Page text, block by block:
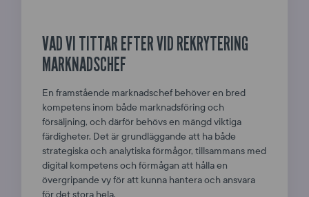
VAD VI TITTAR EFTER VID REKRYTERING
MARKNADSCHEF
En framstående marknadschef behöver en bred
kompetens inom både marknadsföring och
försäljning, och därför behövs en mängd viktiga
färdigheter. Det är grundläggande att ha både
strategiska och analytiska förmågor, tillsammans med
digital kompetens och förmågan att hålla en
övergripande vy för att kunna hantera och ansvara